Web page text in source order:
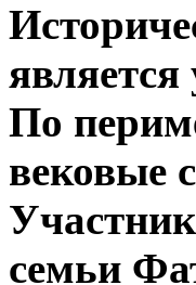
По
вековые
семьи